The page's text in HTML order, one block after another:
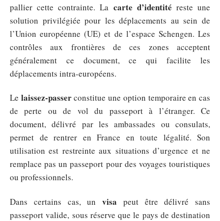
pallier cette contrainte. La carte d’identité reste une
solution privilégiée pour les déplacements au sein de
l’Union européenne (UE) et de l’espace Schengen. Les
contrôles aux frontières de ces zones acceptent
généralement ce document, ce qui facilite les
déplacements intra-européens.
Le laissez-passerconstitue une option temporaire en cas
de perte ou de vol du passeport à l’étranger. Ce
document, délivré par les ambassades ou consulats,
permet de rentrer en France en toute légalité. Son
utilisation est restreinte aux situations d’urgence et ne
remplace pas un passeport pour des voyages touristiques
ou professionnels.
Dans certains cas, un visa peut être délivré sans
passeport valide, sous réserve que le pays de destination